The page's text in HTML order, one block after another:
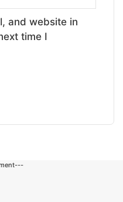
and website in
time I